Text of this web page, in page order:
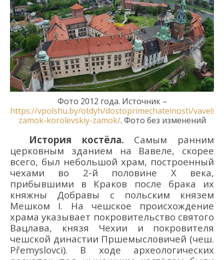
Фото 2012 года. Источник –
https://vpolshu.by/otdyh/dostoprimechatelnosti/
zamok-korolevskiy-zamok/. Фото без изменений
История костёла. Самым ранним
церковным зданием на Вавеле, скорее
всего, был небольшой храм, построенный
чехами во 2-й половине X века,
прибывшими в Краков после брака их
княжны Добравы с польским князем
Мешком I. На чешское происхождение
храма указывает покровительство святого
Вацлава, князя Чехии и покровителя
чешской династии Пршемысловичей (чеш.
Přemyslovci). В ходе археологических